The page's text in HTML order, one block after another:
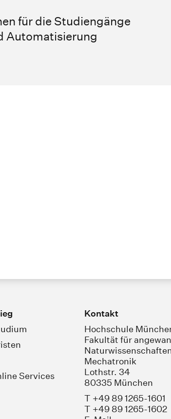
für die Studiengänge
Automatisierung
Services
Kontakt
Hochschule
Fakultät für
Mechatronik
Lothstr. 34
80335 München
T +49 89 1265-1601
T +49 89 1265-1602